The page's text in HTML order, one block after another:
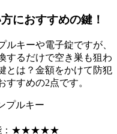
におすすめの鍵！
ルキーや電子錠ですが、
するだけで空き巣も狙わ
とは？金額をかけて防犯
すめの2点です。
プルキー
★★★★★